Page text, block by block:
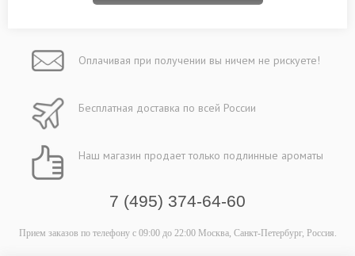
Оплачивая при получении вы ничем не рискуете!
Бесплатная доставка по всей России
Наш магазин продает только подлинные ароматы
7 (495) 374-64-60
Прием заказов по телефону с 09:00 до 22:00Москва, Санкт-Петербург, Россия.